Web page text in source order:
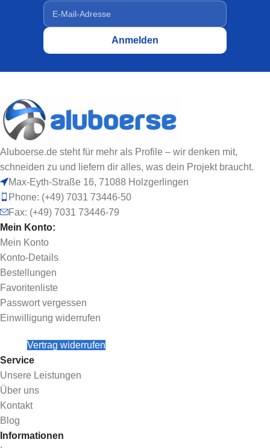
Aluboerse.de steht für mehr als Profile – wir denken mit,
schneiden zu und liefern dir alles, was dein Projekt braucht.
Max-Eyth-Straße 16, 71088 Holzgerlingen
Phone: (+49) 7031 73446-50
Fax: (+49) 7031 73446-79
Mein Konto:
Mein Konto
Konto-Details
Bestellungen
Favoritenliste
Passwort vergessen
Einwilligung widerrufen
Vertrag widerrufen
Service
Unsere Leistungen
Über uns
Kontakt
Blog
Informationen